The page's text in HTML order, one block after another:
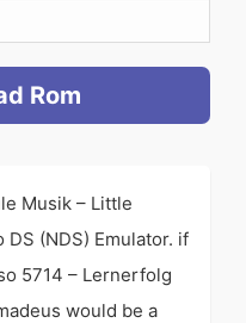
Rom
Musik – Little
(NDS) Emulator. if
5714 – Lernerfolg
would be a